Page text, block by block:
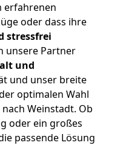
erfahrenen
oder dass ihre
stressfrei
unsere Partner
und
und unser breite
optimalen Wahl
Weinstadt. Ob
oder ein großes
passende Lösung